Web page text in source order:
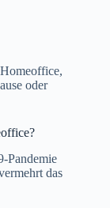
oder
Pandemie
das